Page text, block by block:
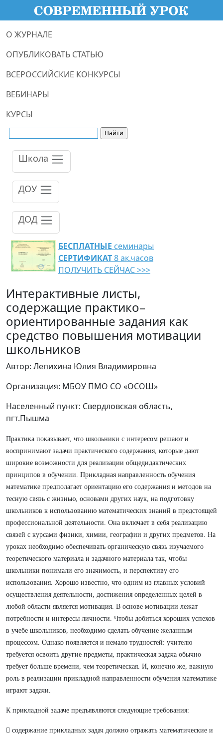
О ЖУРНАЛЕ
ОПУБЛИКОВАТЬ СТАТЬЮ
ВСЕРОССИЙСКИЕ КОНКУРСЫ
ВЕБИНАРЫ
КУРСЫ
Школа
ДОУ
ДОД
БЕСПЛАТНЫЕ семинары
СЕРТИФИКАТ8 ак.часов
ПОЛУЧИТЬ СЕЙЧАС >>>
Интерактивные листы,
содержащие практико–
ориентированные задания как
средство повышения мотивации
школьников
Автор: Лепихина Юлия Владимировна
Организация: МБОУ ПМО СО «ОСОШ»
Населенный пункт: Свердловская область,
пгт.Пышма
Практика показывает, что школьники с интересом решают и
воспринимают задачи практического содержания, которые дают
широкие возможности для реализации общедидактических
принципов в обучении. Прикладная направленность обучения
математике предполагает ориентацию его содержания и методов на
тесную связь с жизнью, основами других наук, на подготовку
школьников к использованию математических знаний в предстоящей
профессиональной деятельности. Она включает в себя реализацию
связей с курсами физики, химии, географии и других предметов. На
уроках необходимо обеспечивать органическую связь изучаемого
теоретического материала и задачного материала так, чтобы
школьники понимали его значимость, и перспективу его
использования. Хорошо известно, что одним из главных условий
осуществления деятельности, достижения определенных целей в
любой области является мотивация. В основе мотивации лежат
потребности и интересы личности. Чтобы добиться хороших успехов
в учебе школьников, необходимо сделать обучение желанным
процессом. Однако появляется и немало трудностей: учителю
требуется освоить другие предметы, практическая задача обычно
требует больше времени, чем теоретическая. И, конечно же, важную
роль в реализации прикладной направленности обучения математике
играют задачи.
К прикладной задаче предъявляются следующие требования:
 содержание прикладных задач должно отражать математические и